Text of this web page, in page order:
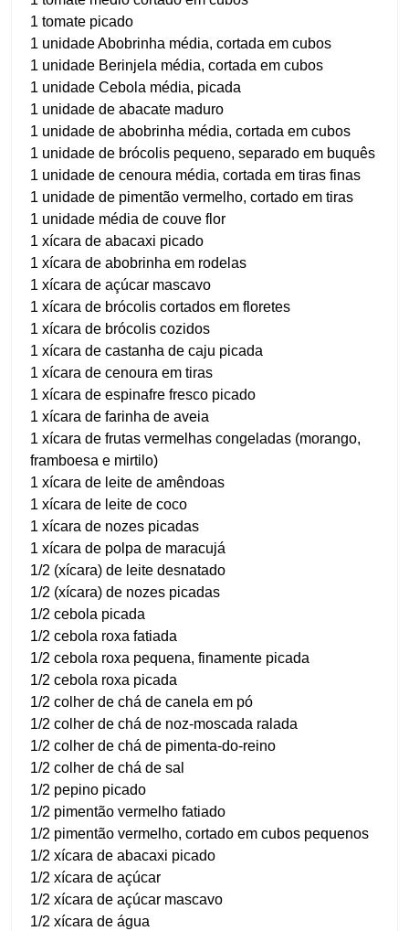
1 tomate picado
1 unidade Abobrinha média, cortada em cubos
1 unidade Berinjela média, cortada em cubos
1 unidade Cebola média, picada
1 unidade de abacate maduro
1 unidade de abobrinha média, cortada em cubos
1 unidade de brócolis pequeno, separado em buquês
1 unidade de cenoura média, cortada em tiras finas
1 unidade de pimentão vermelho, cortado em tiras
1 unidade média de couve flor
1 xícara de abacaxi picado
1 xícara de abobrinha em rodelas
1 xícara de açúcar mascavo
1 xícara de brócolis cortados em floretes
1 xícara de brócolis cozidos
1 xícara de castanha de caju picada
1 xícara de cenoura em tiras
1 xícara de espinafre fresco picado
1 xícara de farinha de aveia
1 xícara de frutas vermelhas congeladas (morango,
framboesa e mirtilo)
1 xícara de leite de amêndoas
1 xícara de leite de coco
1 xícara de nozes picadas
1 xícara de polpa de maracujá
1/2 (xícara) de leite desnatado
1/2 (xícara) de nozes picadas
1/2 cebola picada
1/2 cebola roxa fatiada
1/2 cebola roxa pequena, finamente picada
1/2 cebola roxa picada
1/2 colher de chá de canela em pó
1/2 colher de chá de noz-moscada ralada
1/2 colher de chá de pimenta-do-reino
1/2 colher de chá de sal
1/2 pepino picado
1/2 pimentão vermelho fatiado
1/2 pimentão vermelho, cortado em cubos pequenos
1/2 xícara de abacaxi picado
1/2 xícara de açúcar
1/2 xícara de açúcar mascavo
1/2 xícara de água